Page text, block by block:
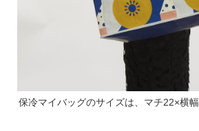
保冷マイバッグのサイズは、マチ22×横